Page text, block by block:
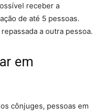
receber a
de até 5 pessoas.
a outra pessoa.
em
cônjuges, pessoas em